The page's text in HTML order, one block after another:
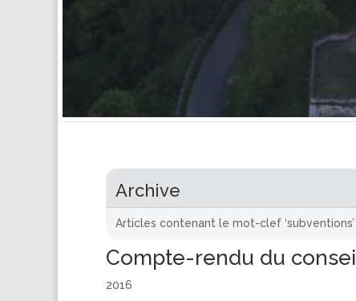
Archive
Articles contenant le mot-clef ‘subventions’
Compte-rendu du
2016